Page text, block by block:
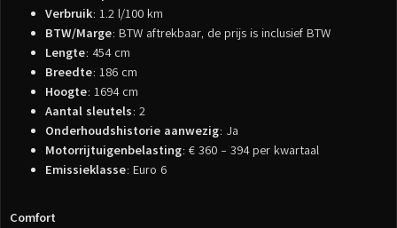
Verbruik: 1.2 l/100 km
BTW/Marge: BTW aftrekbaar, de prijs is inclusief BTW
Lengte: 454 cm
Breedte: 186 cm
Hoogte: 1694 cm
Aantal sleutels: 2
Onderhoudshistorie aanwezig: Ja
Motorrijtuigenbelasting: € 360 - 394 per kwartaal
Emissieklasse: Euro 6
Comfort